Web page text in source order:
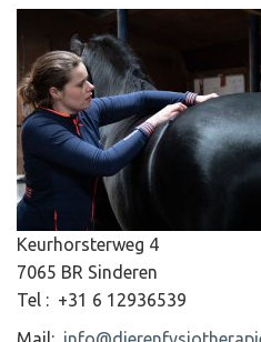
Keurhorsterweg 4
7065 BR Sinderen
Tel : +31 6 12936539